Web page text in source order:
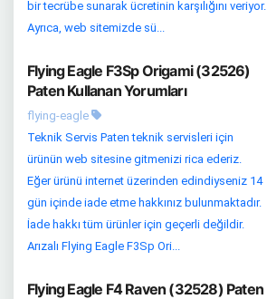
bir tecrübe sunarak ücretinin karşılığını veriyor.
Ayrıca, web sitemizde sü...
Flying Eagle F3Sp Origami (32526)
Paten Kullanan Yorumları
flying-eagle
Teknik Servis Paten teknik servisleri için
ürünün web sitesine gitmenizi rica ederiz.
Eğer ürünü internet üzerinden edindiyseniz 14
gün içinde iade etme hakkınız bulunmaktadır.
İade hakkı tüm ürünler için geçerli değildir.
Arızalı Flying Eagle F3Sp Ori...
Flying Eagle F4 Raven (32528) Paten